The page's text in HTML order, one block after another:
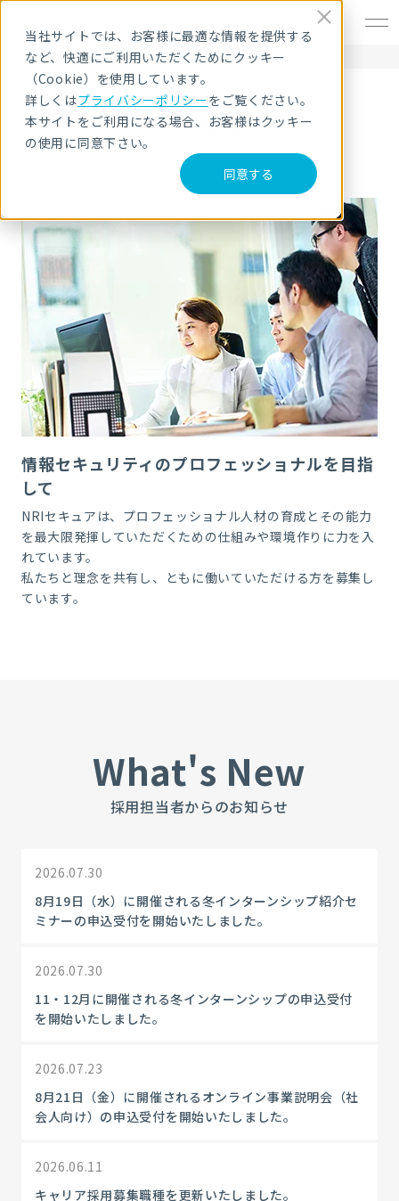
当社サイトでは、お客様に最適な情報を提供する
など、快適にご利用いただくためにクッキー
（Cookie）を使用しています。
詳しくはプライバシーポリシーをご覧ください。
本サイトをご利用になる場合、お客様はクッキー
の使用に同意下さい。
同意する
HOME 採用情報
採用情報
情報セキュリティのプロフェッショナルを目指
して
NRIセキュアは、プロフェッショナル人材の育成とその能力
を最大限発揮していただくための仕組みや環境作りに力を入
れています。
私たちと理念を共有し、ともに働いていただける方を募集し
ています。
What's New
採用担当者からのお知らせ
2026.07.30
8月19日（水）に開催される冬インターンシップ紹介セ
ミナーの申込受付を開始いたしました。
2026.07.30
11・12月に開催される冬インターンシップの申込受付
を開始いたしました。
2026.07.23
8月21日（金）に開催されるオンライン事業説明会（社
会人向け）の申込受付を開始いたしました。
2026.06.11
キャリア採用募集職種を更新いたしました。